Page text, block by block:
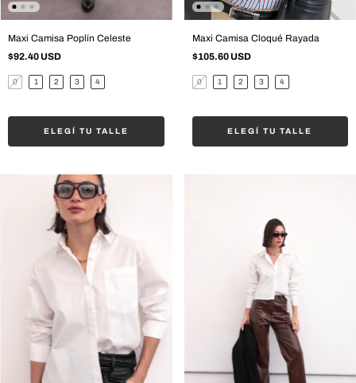
Maxi Camisa Poplín Celeste
$92.40 USD
0 1 2 3 4
ELEGÍ TU TALLE
Maxi Camisa Cloqué Rayada
$105.60 USD
0 1 2 3 4
ELEGÍ TU TALLE